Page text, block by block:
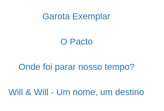
Garota Exemplar
O Pacto
Onde foi parar nosso tempo?
Will & Will - Um nome, um destino